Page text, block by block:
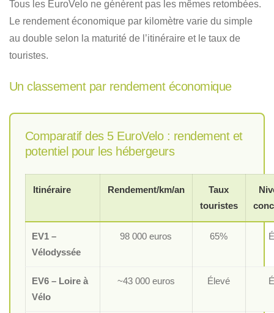
Tous les EuroVelo ne génèrent pas les mêmes retombées.
Le rendement économique par kilomètre varie du simple
au double selon la maturité de l’itinéraire et le taux de
touristes.
Un classement par rendement économique
Comparatif des 5 EuroVelo : rendement et
potentiel pour les hébergeurs
Itinéraire Rendement/km/an
Taux
touristes
EV1 –
Vélodyssée
98 000 euros 65%
EV6 – Loire à
Vélo
~43 000 euros Élevé